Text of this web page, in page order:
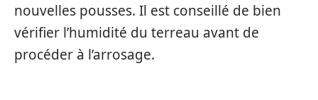
nouvelles pousses. Il est conseillé de bien
vérifier l’humidité du terreau avant de
procéder à l’arrosage.